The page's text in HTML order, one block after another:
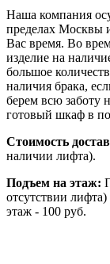
Наша компания
пределах Москвы
Вас время. Во
изделие на
большое
наличия брака,
берем всю заботу
готовый шкаф в
Стоимость
наличии лифта).
Подъем на этаж:
отсутствии
этаж - 100 руб.